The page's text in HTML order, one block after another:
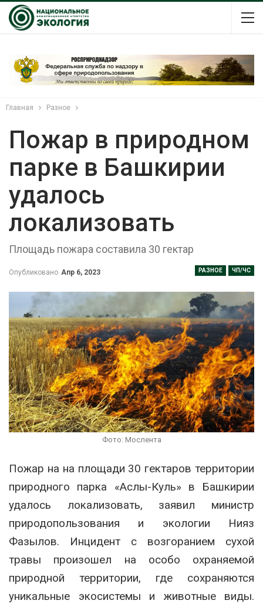
Главная Разное
Пожар в природном
парке в Башкирии
удалось
локализовать
Площадь пожара составила 30 гектар
РАЗНОЕ ЧП/ЧС
Опубликовано Апр 6, 2023
Фото: Мослента
Пожар на на площади 30 гектаров территории
природного парка «Аслы-Куль» в Башкирии
удалось локализовать, заявил министр
природопользования и экологии Нияз
Фазылов. Инцидент с возгоранием сухой
травы произошел на особо охраняемой
природной территории, где сохраняются
уникальные экосистемы и животные виды.